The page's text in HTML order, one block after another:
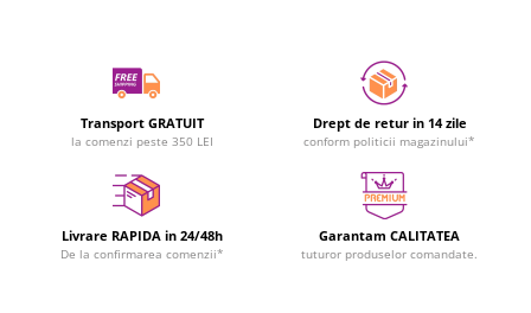
Transport GRATUIT
la comenzi peste 350 LEI
Drept de retur in 14 zile
conform politicii magazinului*
Livrare RAPIDA in 24/48h
De la confirmarea comenzii*
Garantam CALITATEA
tuturor produselor comandate.